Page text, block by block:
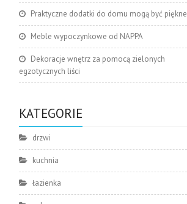
Praktyczne dodatki do domu mogą być piękne
Meble wypoczynkowe od NAPPA
Dekoracje wnętrz za pomocą zielonych
egzotycznych liści
KATEGORIE
drzwi
kuchnia
łazienka